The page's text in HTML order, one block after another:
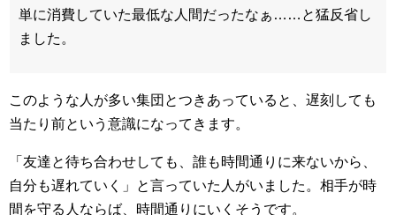
単に消費していた最低な人間だったなぁ……と猛反省し
ました。
このような人が多い集団とつきあっていると、遅刻しても
当たり前という意識になってきます。
「友達と待ち合わせしても、誰も時間通りに来ないから、
自分も遅れていく」と言っていた人がいました。相手が時
間を守る人ならば、時間通りにいくそうです。